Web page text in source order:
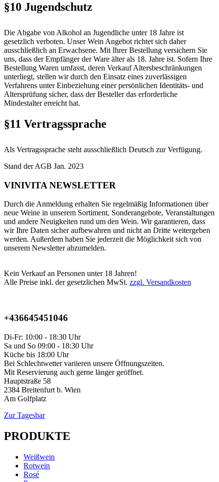
§10 Jugendschutz
Die Abgabe von Alkohol an Jugendliche unter 18 Jahre ist
gesetzlich verboten. Unser Wein Angebot richtet sich daher
ausschließlich an Erwachsene. Mit Ihrer Bestellung versichern Sie
uns, dass der Empfänger der Ware älter als 18. Jahre ist. Sofern Ihre
Bestellung Waren umfasst, deren Verkauf Altersbeschränkungen
unterliegt, stellen wir durch den Einsatz eines zuverlässigen
Verfahrens unter Einbeziehung einer persönlichen Identitäts- und
Altersprüfung sicher, dass der Besteller das erforderliche
Mindestalter erreicht hat.
§11 Vertragssprache
Als Vertragssprache steht ausschließlich Deutsch zur Verfügung.
Stand der AGB Jan. 2023
VINIVITA NEWSLETTER
Durch die Anmeldung erhalten Sie regelmäßig Informationen über
neue Weine in unserem Sortiment, Sonderangebote, Veranstaltungen
und andere Neuigkeiten rund um den Wein. Wir garantieren, dass
wir Ihre Daten sicher aufbewahren und nicht an Dritte weitergeben
werden. Außerdem haben Sie jederzeit die Möglichkeit sich von
unserem Newsletter abzumelden.
Kein Verkauf an Personen unter 18 Jahren!
Alle Preise inkl. der gesetzlichen MwSt. zzgl. Versandkosten
+436645451046
Di-Fr: 10:00 - 18:30 Uhr
Sa und So 09:00 - 18:30 Uhr
Küche bis 18:00 Uhr
Bei Schlechtwetter variieren unsere Öffnungszeiten.
Mit Reservierung auch gerne länger geöffnet.
Hauptstraße 58
2384 Breitenfurt b. Wien
Am Golfplatz
Zur Tagesbar
PRODUKTE
Weißwein
Rotwein
Rosé